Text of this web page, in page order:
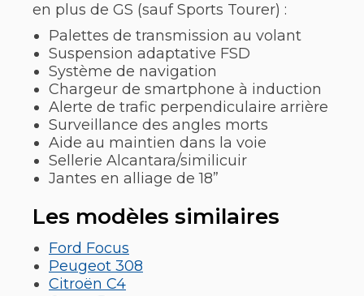
en plus de GS (sauf Sports Tourer) :
Palettes de transmission au volant
Suspension adaptative FSD
Système de navigation
Chargeur de smartphone à induction
Alerte de trafic perpendiculaire arrière
Surveillance des angles morts
Aide au maintien dans la voie
Sellerie Alcantara/similicuir
Jantes en alliage de 18”
Les modèles similaires
Ford Focus
Peugeot 308
Citroën C4